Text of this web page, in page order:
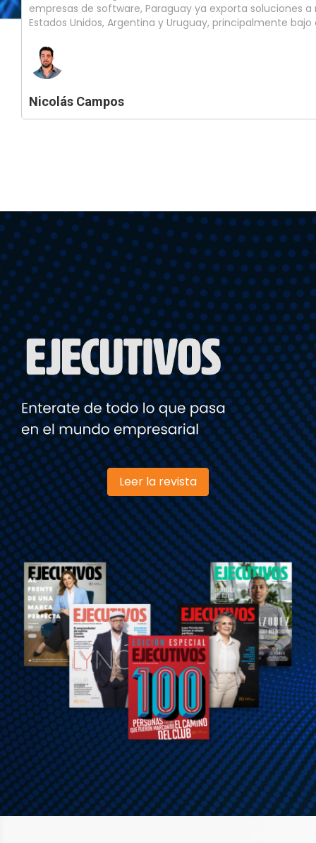
empresas de software, Paraguay ya exporta soluciones
Estados Unidos, Argentina y Uruguay, principalmente
Nicolás Campos
Leer la revista